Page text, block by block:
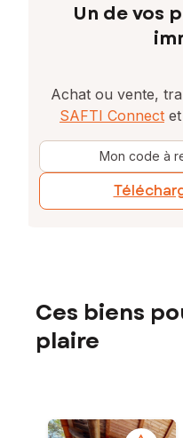
Un de vos
Achat ou vente,
SAFTI Connect
Mon code à
Ces biens
plaire